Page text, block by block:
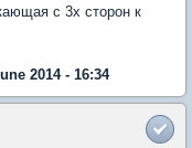
с 3х сторон к
2014 - 16:34